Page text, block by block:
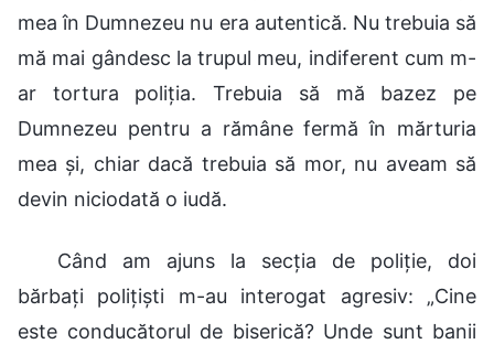
mea în Dumnezeu nu era autentică. Nu trebuia să
mă mai gândesc la trupul meu, indiferent cum m-
ar tortura poliția. Trebuia să mă bazez pe
Dumnezeu pentru a rămâne fermă în mărturia
mea și, chiar dacă trebuia să mor, nu aveam să
devin niciodată o iudă.
Când am ajuns la secția de poliție, doi
bărbați polițiști m-au interogat agresiv: „Cine
este conducătorul de biserică? Unde sunt banii